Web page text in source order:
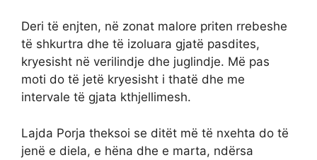
Deri të enjten, në zonat malore priten rrebeshe
të shkurtra dhe të izoluara gjatë pasdites,
kryesisht në verilindje dhe juglindje. Më pas
moti do të jetë kryesisht i thatë dhe me
intervale të gjata kthjellimesh.
Lajda Porja theksoi se ditët më të nxehta do të
jenë e diela, e hëna dhe e marta, ndërsa